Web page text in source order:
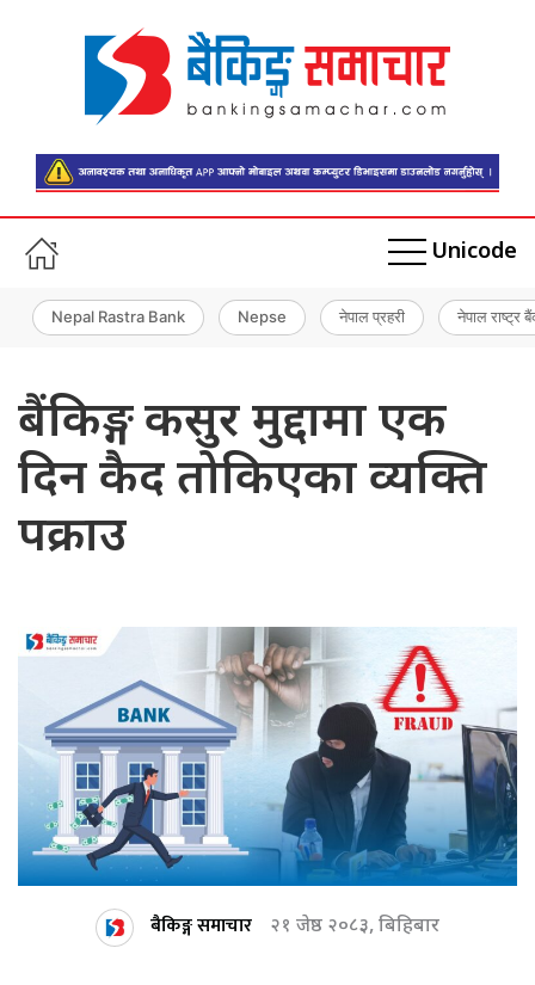
Unicode
Nepal Rastra Bank Nepse नेपाल प्रहरी नेपाल राष्ट्र
बैंकिङ्ग कसुर मुद्दामा एक
दिन कैद तोकिएका व्यक्ति
पक्राउ
बैकिङ्ग समाचार २१ जेष्ठ २०८३, बिहिबार